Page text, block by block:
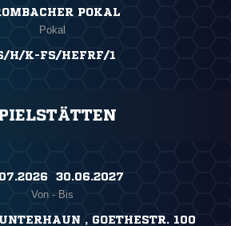
POKAL
Pokal
H/K-FS/HEFRF/1
30.06.2027
Von - Bis
, GOETHESTR. 100